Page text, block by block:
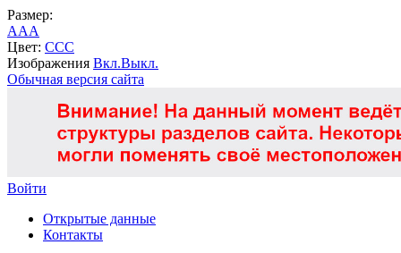
Размер:
AAA
Цвет: CCC
Изображения Вкл.Выкл.
Обычная версия сайта
Войти
Открытые данные
Контакты